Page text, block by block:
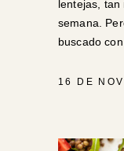
lentejas, tan
semana.
buscado
16 DE